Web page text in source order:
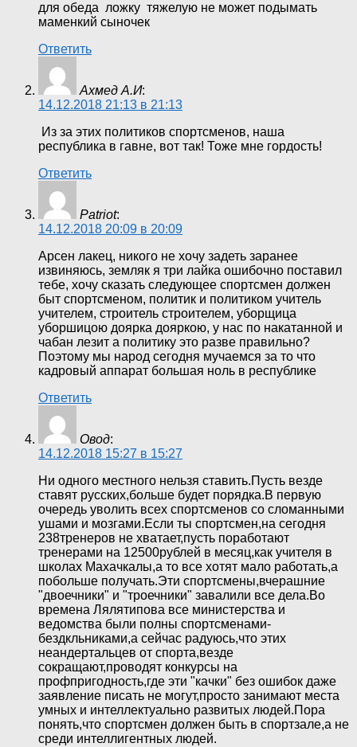
для обеда ложку тяжелую не может подымать
маменкий сыночек
Ответить
Ахмед А.И:
14.12.2018 21:13 в 21:13
Из за этих политиков спортсменов, наша
республика в гавне, вот так! Тоже мне гордость!
Ответить
Patriot:
14.12.2018 20:09 в 20:09
Арсен лакец, никого не хочу задеть заранее
извиняюсь, земляк я три лайка ошибочно поставил
тебе, хочу сказать следующее спортсмен должен
быт спортсменом, политик и политиком учитель
учителем, строитель строителем, уборщица
уборшицою доярка дояркою, у нас по накатанной и
чабан лезит а политику это разве правильно?
Поэтому мы народ сегодня мучаемся за то что
кадровый аппарат большая ноль в республике
Ответить
Овод:
14.12.2018 15:27 в 15:27
Ни одного местного нельзя ставить.Пусть везде
ставят русских,больше будет порядка.В первую
очередь уволить всех спортсменов со сломанными
ушами и мозгами.Если ты спортсмен,на сегодня
238тренеров не хватает,пусть поработают
тренерами на 12500рублей в месяц,как учителя в
школах Махачкалы,а то все хотят мало работать,а
побольше получать.Эти спортсмены,вчерашние
"двоечники" и "троечники" завалили все дела.Во
времена Лялятипова все министерства и
ведомства были полны спортсменами-
бездкльниками,а сейчас радуюсь,что этих
неандертальцев от спорта,везде
сокращают,проводят конкурсы на
профпригодность,где эти "качки" без ошибок даже
заявление писать не могут,просто занимают места
умных и интеллектуально развитых людей.Пора
понять,что спортсмен должен быть в спортзале,а не
среди интеллигентных людей.